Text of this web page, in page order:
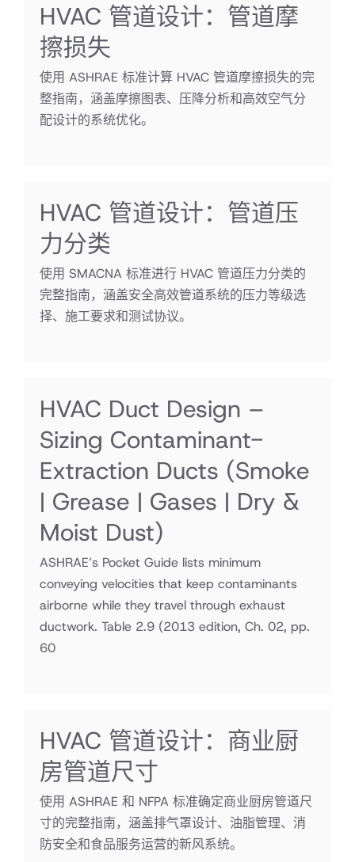
HVAC 管道设计：管道摩
擦损失
使用 ASHRAE 标准计算 HVAC 管道摩擦损失的完
整指南，涵盖摩擦图表、压降分析和高效空气分
配设计的系统优化。
HVAC 管道设计：管道压
力分类
使用 SMACNA 标准进行 HVAC 管道压力分类的
完整指南，涵盖安全高效管道系统的压力等级选
择、施工要求和测试协议。
HVAC Duct Design –
Sizing Contaminant-
Extraction Ducts (Smoke
| Grease | Gases | Dry &
Moist Dust)
ASHRAE’s Pocket Guide lists minimum
conveying velocities that keep contaminants
airborne while they travel through exhaust
ductwork. Table 2.9 (2013 edition, Ch. 02, pp.
60
HVAC 管道设计：商业厨
房管道尺寸
使用 ASHRAE 和 NFPA 标准确定商业厨房管道尺
寸的完整指南，涵盖排气罩设计、油脂管理、消
防安全和食品服务运营的新风系统。